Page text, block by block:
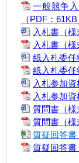
一般競争
（PDF：61KB
入札書（様
入札書（様
紙入札委任
紙入札委任
入札参加資
入札参加資
質問書（様
質問書（様
質疑回答書
質疑回答書